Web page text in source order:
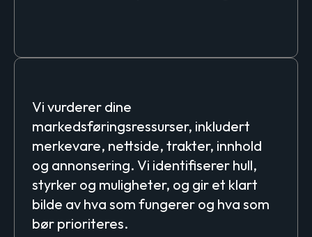
Vi vurderer dine
markedsføringsressurser, inkludert
merkevare, nettside, trakter, innhold
og annonsering. Vi identifiserer hull,
styrker og muligheter, og gir et klart
bilde av hva som fungerer og hva som
bør prioriteres.